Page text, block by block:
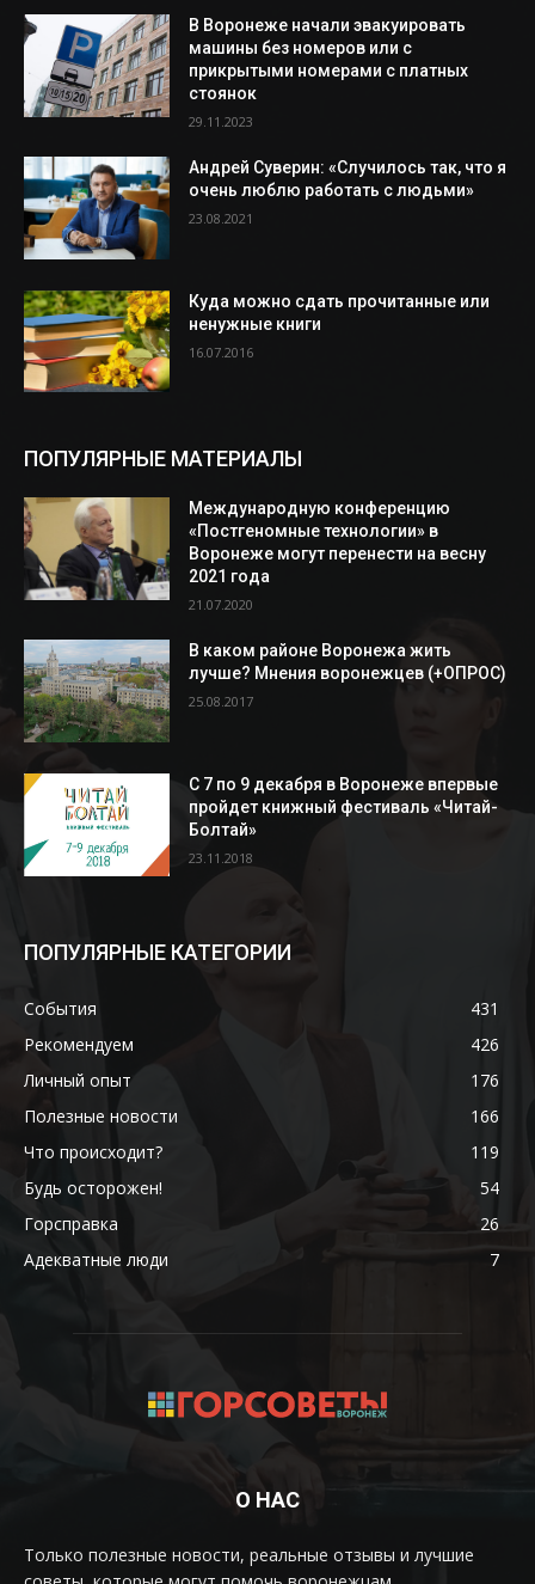
В Воронеже начали эвакуировать
машины без номеров или с
прикрытыми номерами с платных
стоянок
29.11.2023
Андрей Суверин: «Случилось так, что я
очень люблю работать с людьми»
23.08.2021
Куда можно сдать прочитанные или
ненужные книги
16.07.2016
ПОПУЛЯРНЫЕ МАТЕРИАЛЫ
Международную конференцию
«Постгеномные технологии» в
Воронеже могут перенести на весну
2021 года
21.07.2020
В каком районе Воронежа жить
лучше? Мнения воронежцев (+ОПРОС)
25.08.2017
С 7 по 9 декабря в Воронеже впервые
пройдет книжный фестиваль «Читай-
Болтай»
23.11.2018
ПОПУЛЯРНЫЕ КАТЕГОРИИ
События
431
Рекомендуем
426
Личный опыт
176
Полезные новости
166
Что происходит?
119
Будь осторожен!
54
Горсправка
26
Адекватные люди
7
О НАС
Только полезные новости, реальные отзывы и лучшие